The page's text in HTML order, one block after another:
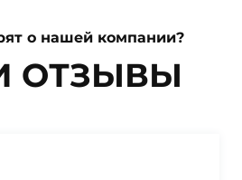
о нашей компании?
ОТЗЫВЫ